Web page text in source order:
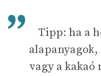
Tipp: ha a
vagy a